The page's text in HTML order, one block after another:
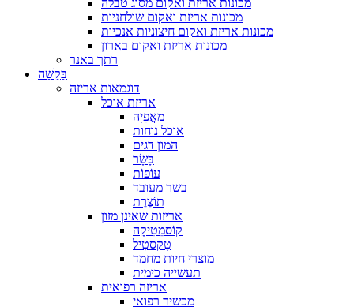
מכונות אריזת ואקום מסוג טבלה
מכונות אריזת ואקום שולחניות
מכונות אריזת ואקום חיצוניות אנכיות
מכונות אריזת ואקום בארון
רתך באנר
בַּקָשָׁה
דוגמאות אריזה
אריזת אוכל
מַאֲפִיָה
אוכל נוחות
המון דגים
בָּשָׂר
עוֹפוֹת
בשר מעובד
תוֹצֶרֶת
אריזות שאינן מזון
קוֹסמֵטִיקָה
טֶקסטִיל
מוצרי חיות מחמד
תעשייה כימית
אריזה רפואית
מכשיר רפואי